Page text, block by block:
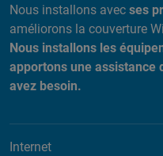
Nous installons avecses
améliorons la couverture
Nous installons les
apportons une assistance
avez besoin.
Internet